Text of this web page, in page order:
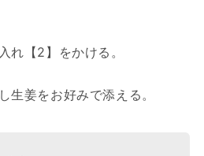
れ【2】をかける。
生姜をお好みで添える。